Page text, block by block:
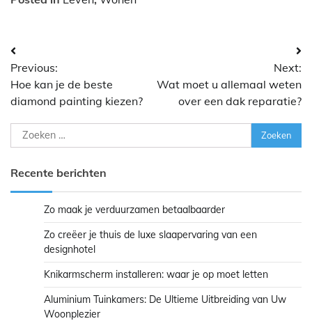
Bericht
navigatie
Previous:
Hoe kan je de beste
diamond painting kiezen?
Next:
Wat moet u allemaal weten
over een dak reparatie?
Zoeken
naar:
Recente berichten
Zo maak je verduurzamen betaalbaarder
Zo creëer je thuis de luxe slaapervaring van een
designhotel
Knikarmscherm installeren: waar je op moet letten
Aluminium Tuinkamers: De Ultieme Uitbreiding van Uw
Woonplezier